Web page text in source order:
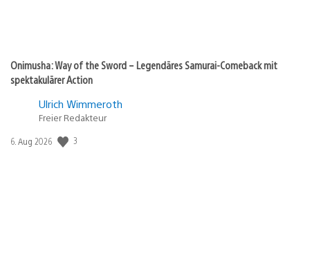
Onimusha: Way of the Sword – Legendäres Samurai-Comeback mit
spektakulärer Action
Ulrich Wimmeroth
Freier Redakteur
Veröffentlichungsdatum:
6. Aug 2026 3